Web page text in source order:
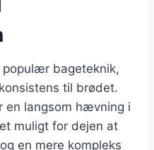
bageteknik,
til brødet.
en langsom hævning i
muligt for dejen at
en mere kompleks